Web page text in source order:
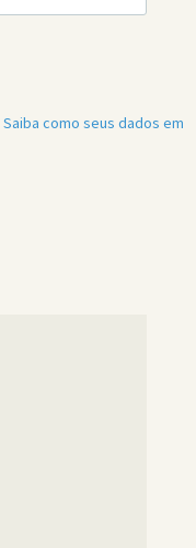
Saiba como seus dados em